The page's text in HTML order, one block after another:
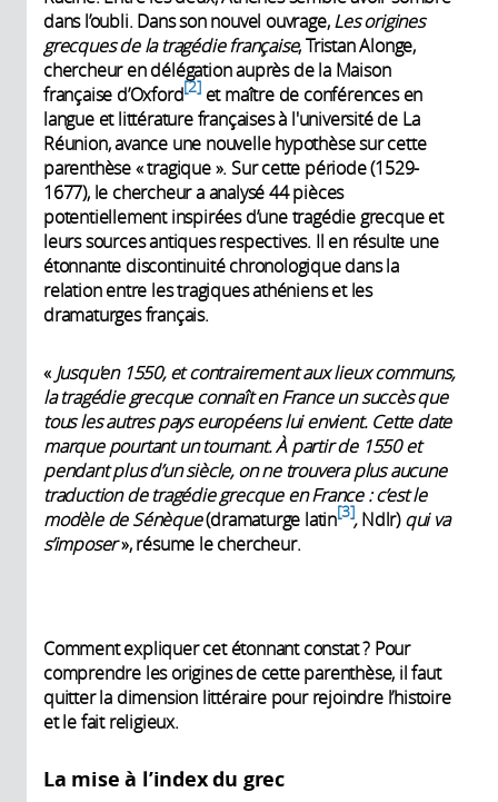
dans l’oubli. Dans son nouvel ouvrage,Les origines
grecques de la tragédie française, Tristan Alonge,
chercheur en délégation auprès de la Maison
française d’Oxford 2 et maître de conférences en
langue et littérature françaises à l'université de La
Réunion, avance une nouvelle hypothèse sur cette
parenthèse « tragique ». Sur cette période (1529-
1677), le chercheur a analysé 44 pièces
potentiellement inspirées d’une tragédie grecque et
leurs sources antiques respectives. Il en résulte une
étonnante discontinuité chronologique dans la
relation entre les tragiques athéniens et les
dramaturges français.
« Jusqu'en 1550, et contrairement aux lieux communs,
la tragédie grecque connaît en France un succès que
tous les autres pays européens lui envient. Cette date
marque pourtant un tournant. À partir de 1550 et
pendant plus d’un siècle, on ne trouvera plus aucune
traduction de tragédie grecque en France : c’est le
modèle de Sénèque(dramaturge latin 3 ,Ndlr)qui va
s’imposer», résume le chercheur.
Comment expliquer cet étonnant constat ? Pour
comprendre les origines de cette parenthèse, il faut
quitter la dimension littéraire pour rejoindre l’histoire
et le fait religieux.
La mise à l’index du grec